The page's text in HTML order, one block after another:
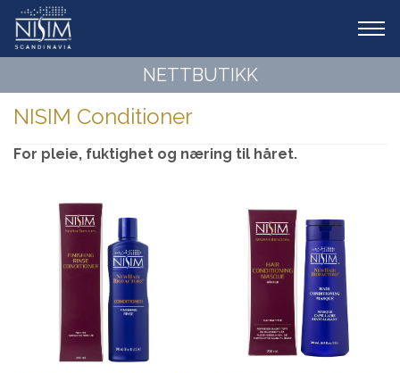
NETTBUTIKK
NISIM Conditioner
For pleie, fuktighet og næring til håret.